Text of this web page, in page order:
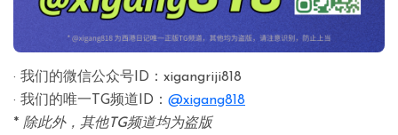
· 我们的微信公众号ID：xigangriji818
· 我们的唯一TG频道ID： @xigang818
* 除此外，其他TG频道均为盗版